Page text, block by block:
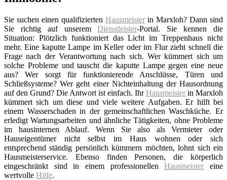
Sie suchen einen qualifizierten Hausmeister in Marxloh? Dann sind
Sie richtig auf unseremDienstleister-Portal. Sie kennen die
Situation: Plötzlich funktioniert das Licht im Treppenhaus nicht
mehr. Eine kaputte Lampe im Keller oder im Flur zieht schnell die
Frage nach der Verantwortung nach sich. Wer kümmert sich um
solche Probleme und tauscht die kaputte Lampe gegen eine neue
aus? Wer sorgt für funktionierende Anschlüsse, Türen und
Schließsysteme? Wer geht einer Nichteinhaltung der Hausordnung
auf den Grund? Die Antwort ist einfach. IhrHausmeister in Marxloh
kümmert sich um diese und viele weitere Aufgaben. Er hilft bei
einem Wasserschaden in der gemeinschaftlichen Waschküche. Er
erledigt Wartungsarbeiten und ähnliche Tätigkeiten, ohne Probleme
im hausinternen Ablauf. Wenn Sie also als Vermieter oder
Hauseigentümer nicht selbst im Haus wohnen oder sich
entsprechend ständig persönlich kümmern möchten, lohnt sich ein
Hausmeisterservice. Ebenso finden Personen, die körperlich
eingeschränkt sind in einem professionellenHausmeister eine
wertvolle Hilfe.